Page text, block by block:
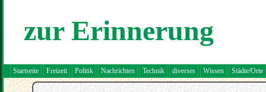
zur Erinnerung
Startseite Freizeit Politik Nachrichten Technik diverses Wissen Städte/Orte